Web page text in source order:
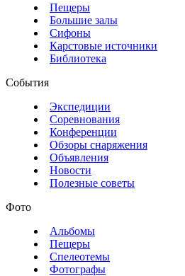
Пещеры
Большие залы
Сифоны
Карстовые источники
Библиотека
События
Экспедиции
Соревнования
Конференции
Обзоры снаряжения
Объявления
Новости
Полезные советы
Фото
Альбомы
Пещеры
Спелеотемы
Фотографы